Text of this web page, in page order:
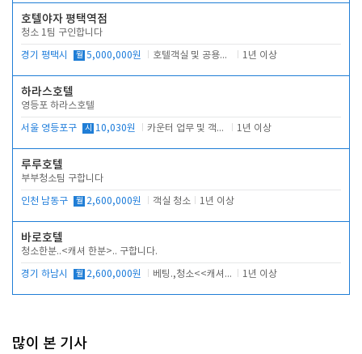
호텔야자 평택역점
청소 1팀 구인합니다
경기 평택시 월 5,000,000원 호텔객실 및 공용시설 청소 관리 1년 이상
하라스호텔
영등포 하라스호텔
서울 영등포구 시 10,030원 카운터 업무 및 객실관리(청소상태 확인, 객실판매) 1년 이상
루루호텔
부부청소팀 구합니다
인천 남동구 월 2,600,000원 객실 청소 1년 이상
바로호텔
청소한분..<캐셔 한분>.. 구합니다.
경기 하남시 월 2,600,000원 베팅.,청소<<캐셔 모셔봅니다. 1년 이상
많이 본 기사